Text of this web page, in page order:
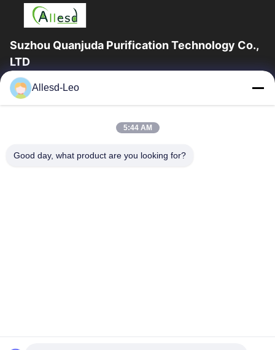
Suzhou Quanjuda Purification Technology Co.,
LTD
a experiência 16years, como um fabricante e um exportador
principais de ESD & produtos da sala de limpeza, nós
Casa
Produtos
Allesd-Leo
5:44 AM
Good day, what product are you looking for?